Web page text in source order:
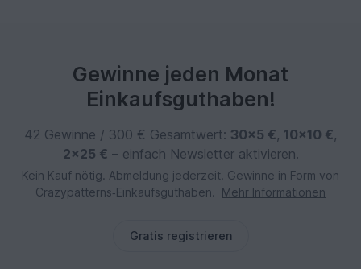
Gewinne jeden Monat
Einkaufsguthaben!
42 Gewinne / 300 € Gesamtwert: 30×5 €, 10×10 €,
2×25 € – einfach Newsletter aktivieren.
Kein Kauf nötig. Abmeldung jederzeit. Gewinne in Form von
Crazypatterns‑Einkaufsguthaben.
Mehr Informationen
Gratis registrieren